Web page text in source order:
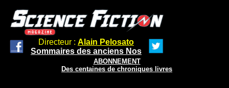
Directeur : Alain Pelosato
Sommaires des anciens Nos
ABONNEMENT
Des centaines de chroniques livres